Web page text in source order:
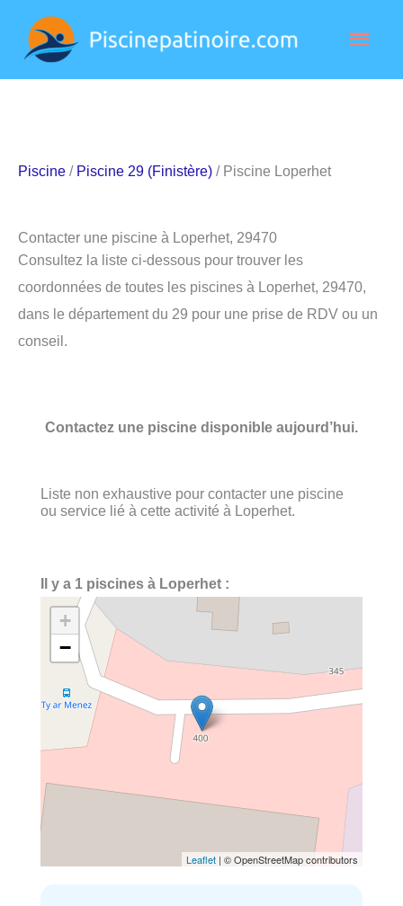
contenu
Piscine / Piscine 29 (Finistère) / Piscine Loperhet
Contacter une piscine à Loperhet, 29470
Consultez la liste ci-dessous pour trouver les
coordonnées de toutes les piscines à Loperhet, 29470,
dans le département du 29 pour une prise de RDV ou un
conseil.
Contactez une piscine disponible aujourd’hui.
Liste non exhaustive pour contacter une piscine
ou service lié à cette activité à Loperhet.
Il y a 1 piscines à Loperhet :
+
−
Leaflet | © OpenStreetMap contributors